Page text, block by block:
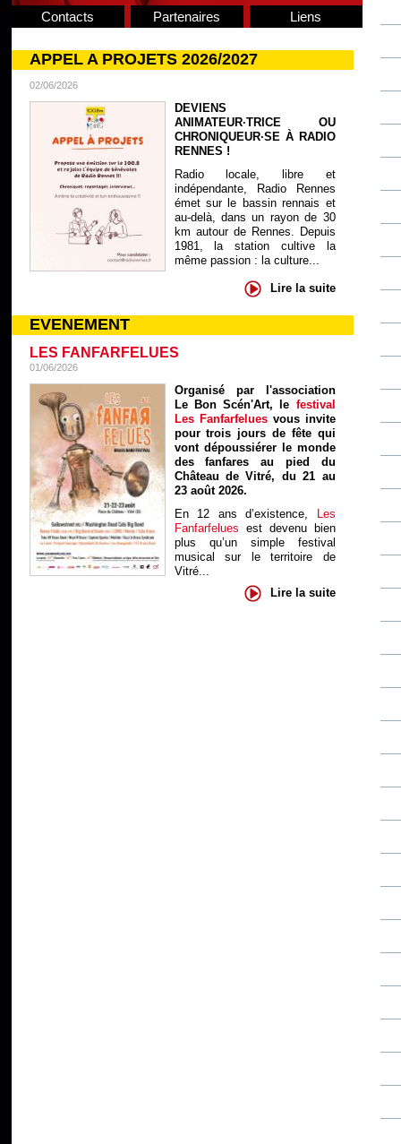
Contacts Partenaires Liens
APPEL A PROJETS 2026/2027
02/06/2026
DEVIENS
ANIMATEUR·TRICE OU
CHRONIQUEUR·SE À RADIO
RENNES !
Radio locale, libre et
indépendante, Radio Rennes
émet sur le bassin rennais et
au-delà, dans un rayon de 30
km autour de Rennes. Depuis
1981, la station cultive la
même passion : la culture...
Lire la suite
EVENEMENT
LES FANFARFELUES
01/06/2026
Organisé par l'association
Le Bon Scén'Art, le festival
Les Fanfarfelues vous invite
pour trois jours de fête qui
vont dépoussiérer le monde
des fanfares au pied du
Château de Vitré, du 21 au
23 août 2026.
En 12 ans d’existence, Les
Fanfarfelues est devenu bien
plus qu’un simple festival
musical sur le territoire de
Vitré...
Lire la suite